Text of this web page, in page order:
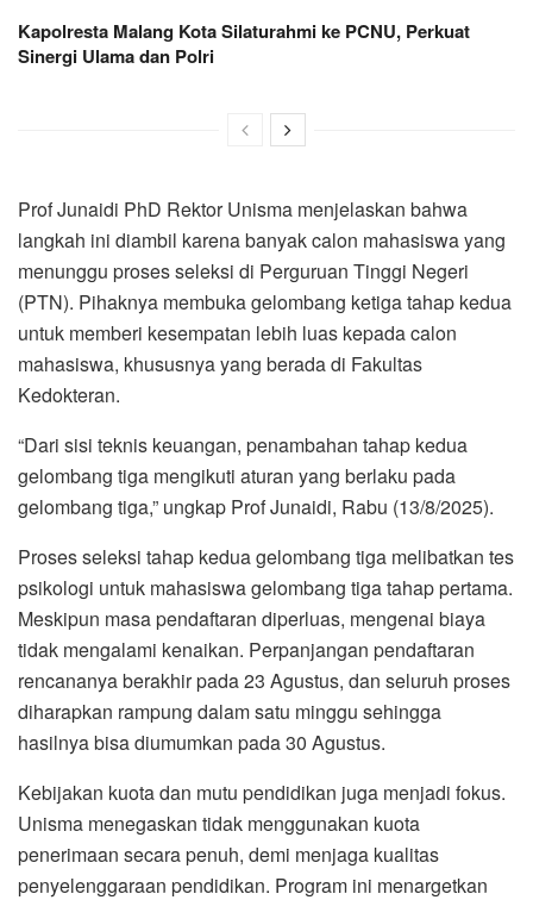
Kapolresta Malang Kota Silaturahmi ke PCNU, Perkuat
Sinergi Ulama dan Polri
Prof Junaidi PhD Rektor Unisma menjelaskan bahwa
langkah ini diambil karena banyak calon mahasiswa yang
menunggu proses seleksi di Perguruan Tinggi Negeri
(PTN). Pihaknya membuka gelombang ketiga tahap kedua
untuk memberi kesempatan lebih luas kepada calon
mahasiswa, khususnya yang berada di Fakultas
Kedokteran.
“Dari sisi teknis keuangan, penambahan tahap kedua
gelombang tiga mengikuti aturan yang berlaku pada
gelombang tiga,” ungkap Prof Junaidi, Rabu (13/8/2025).
Proses seleksi tahap kedua gelombang tiga melibatkan tes
psikologi untuk mahasiswa gelombang tiga tahap pertama.
Meskipun masa pendaftaran diperluas, mengenai biaya
tidak mengalami kenaikan. Perpanjangan pendaftaran
rencananya berakhir pada 23 Agustus, dan seluruh proses
diharapkan rampung dalam satu minggu sehingga
hasilnya bisa diumumkan pada 30 Agustus.
Kebijakan kuota dan mutu pendidikan juga menjadi fokus.
Unisma menegaskan tidak menggunakan kuota
penerimaan secara penuh, demi menjaga kualitas
penyelenggaraan pendidikan. Program ini menargetkan